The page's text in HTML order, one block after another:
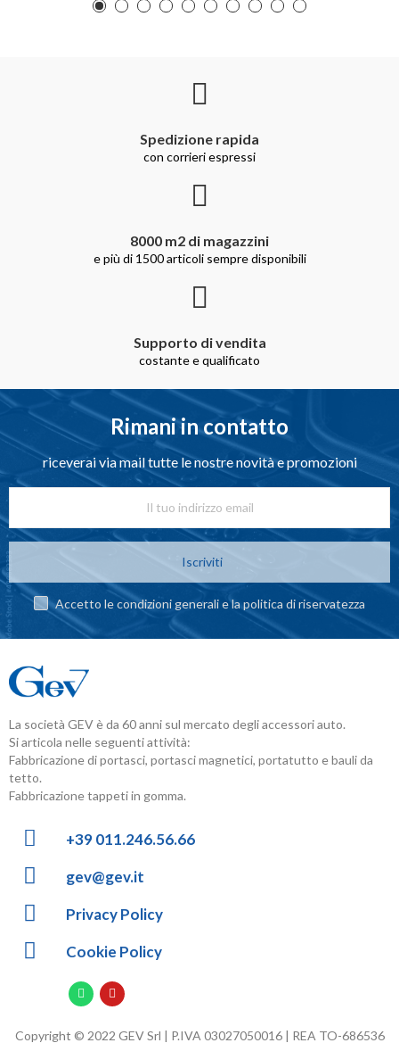
Spedizione rapida
con corrieri espressi
8000 m2 di magazzini
e più di 1500 articoli sempre disponibili
Supporto di vendita
costante e qualificato
Rimani in contatto
riceverai via mail tutte le nostre novità e promozioni
Iscriviti
Accetto le condizioni generali e la politica di riservatezza
La società GEV è da 60 anni sul mercato degli accessori auto.
Si articola nelle seguenti attività:
Fabbricazione di portasci, portasci magnetici, portatutto e bauli da
tetto.
Fabbricazione tappeti in gomma.
+39 011.246.56.66
gev@gev.it
Privacy Policy
Cookie Policy
Copyright © 2022 GEV Srl | P.IVA 03027050016 | REA TO-686536